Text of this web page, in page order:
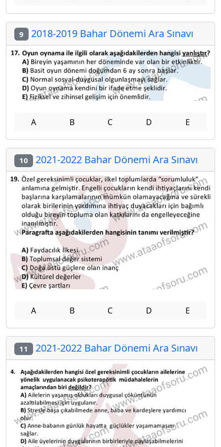
9 2018-2019 Bahar Dönemi Ara Sınavı
A B C D E
10 2021-2022 Bahar Dönemi Ara Sınavı
A B C D E
11 2021-2022 Bahar Dönemi Ara Sınavı